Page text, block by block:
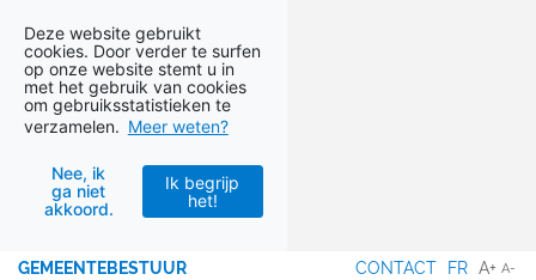
Deze website gebruikt
cookies. Door verder te surfen
op onze website stemt u in
met het gebruik van cookies
om gebruiksstatistieken te
verzamelen. Meer weten?
Nee, ik
ga niet
akkoord.
Ik begrijp
het!
Ga naar hoofdinhoud
GEMEENTEBESTUUR
A+ A-
FR
CONTACT